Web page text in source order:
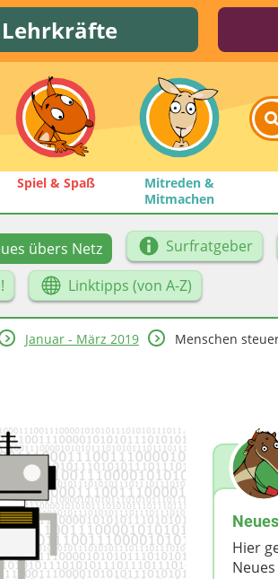
Spiel & Spaß
Mitreden &
Mitmachen
übers Netz Surfratgeber
Linktipps (von A-Z)
Januar - März 2019 Menschen
Hier